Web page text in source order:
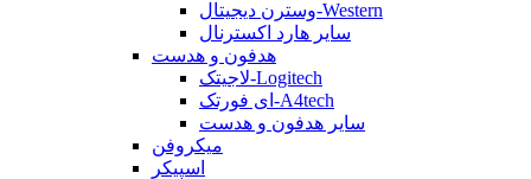
وسترن دیجیتال-Western
سایر هارد اکسترنال
هدفون و هدست
لاجیتک-Logitech
ای فورتک-A4tech
سایر هدفون و هدست
میکروفن
اسپیکر